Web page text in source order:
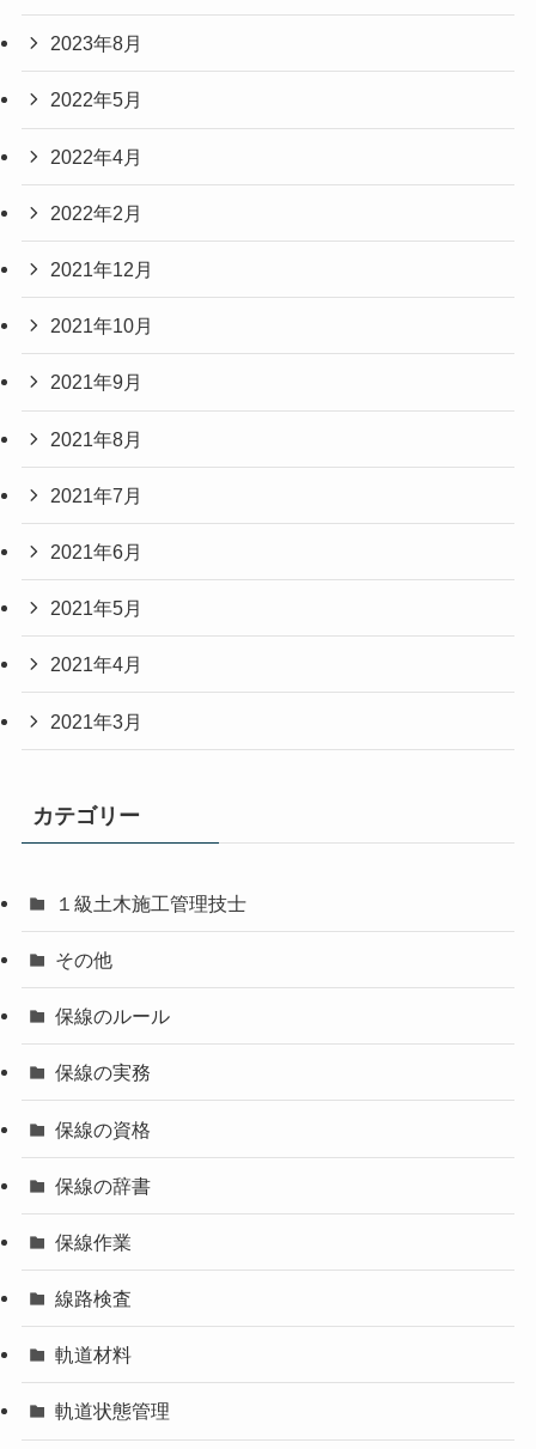
2023年8月
2022年5月
2022年4月
2022年2月
2021年12月
2021年10月
2021年9月
2021年8月
2021年7月
2021年6月
2021年5月
2021年4月
2021年3月
カテゴリー
１級土木施工管理技士
その他
保線のルール
保線の実務
保線の資格
保線の辞書
保線作業
線路検査
軌道材料
軌道状態管理